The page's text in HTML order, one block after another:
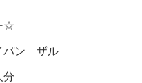
☆
パン ザル
分